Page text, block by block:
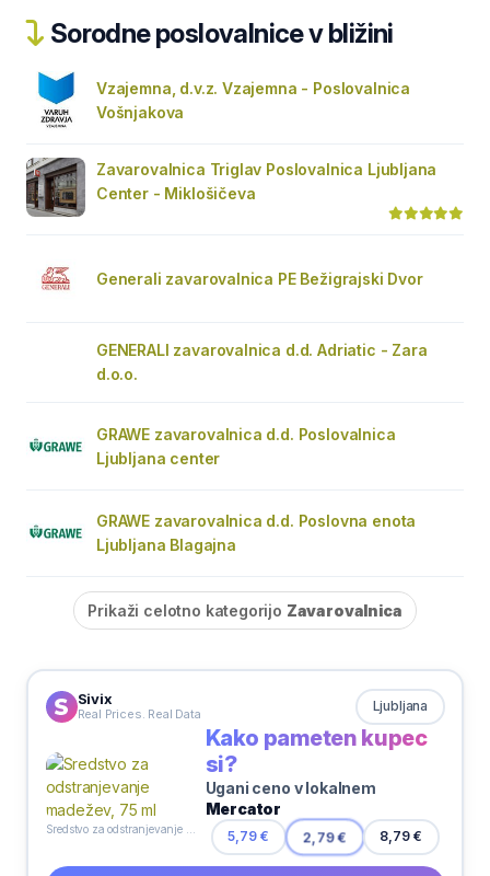
Sorodne poslovalnice v bližini
Vzajemna, d.v.z. Vzajemna - Poslovalnica
Vošnjakova
Zavarovalnica Triglav Poslovalnica Ljubljana
Center - Miklošičeva
Generali zavarovalnica PE Bežigrajski Dvor
GENERALI zavarovalnica d.d. Adriatic - Zara
d.o.o.
GRAWE zavarovalnica d.d. Poslovalnica
Ljubljana center
GRAWE zavarovalnica d.d. Poslovna enota
Ljubljana Blagajna
Prikaži celotno kategorijo Zavarovalnica
Sivix
Real Prices. Real Data Ljubljana
Kako pameten kupec
si?
Ugani ceno v lokalnem
Mercator
5,79 € 2,79 € 8,79 €